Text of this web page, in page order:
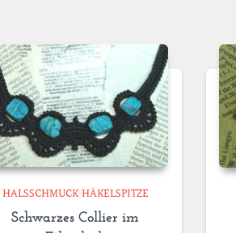
HALSSCHMUCK HÄKELSPITZE
Schwarzes Collier im